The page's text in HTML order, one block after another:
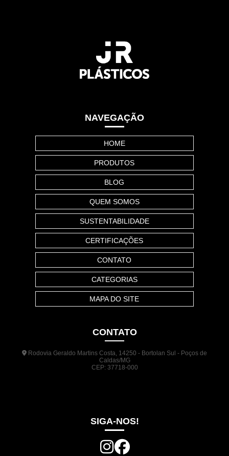
NAVEGAÇÃO
HOME
PRODUTOS
BLOG
QUEM SOMOS
SUSTENTABILIDADE
CERTIFICAÇÕES
CONTATO
CATEGORIAS
MAPA DO SITE
CONTATO
Rodovia Geraldo Martins Costa, 14250 - Bortolan Sul - Poços de
Caldas/MG
CEP: 37718-000
SIGA-NOS!